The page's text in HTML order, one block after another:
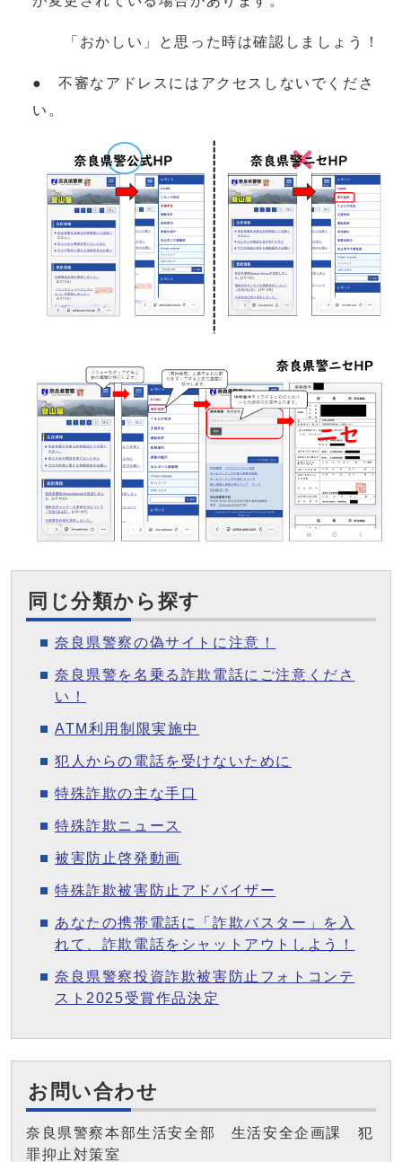
「おかしい」と思った時は確認しましょう！
● 不審なアドレスにはアクセスしないでくださ
い。
同じ分類から探す
奈良県警察の偽サイトに注意！
奈良県警を名乗る詐欺電話にご注意くださ
い！
ATM利用制限実施中
犯人からの電話を受けないために
特殊詐欺の主な手口
特殊詐欺ニュース
被害防止啓発動画
特殊詐欺被害防止アドバイザー
あなたの携帯電話に「詐欺バスター」を入
れて、詐欺電話をシャットアウトしよう！
奈良県警察投資詐欺被害防止フォトコンテ
スト2025受賞作品決定
お問い合わせ
奈良県警察本部生活安全部 生活安全企画課 犯
罪抑止対策室